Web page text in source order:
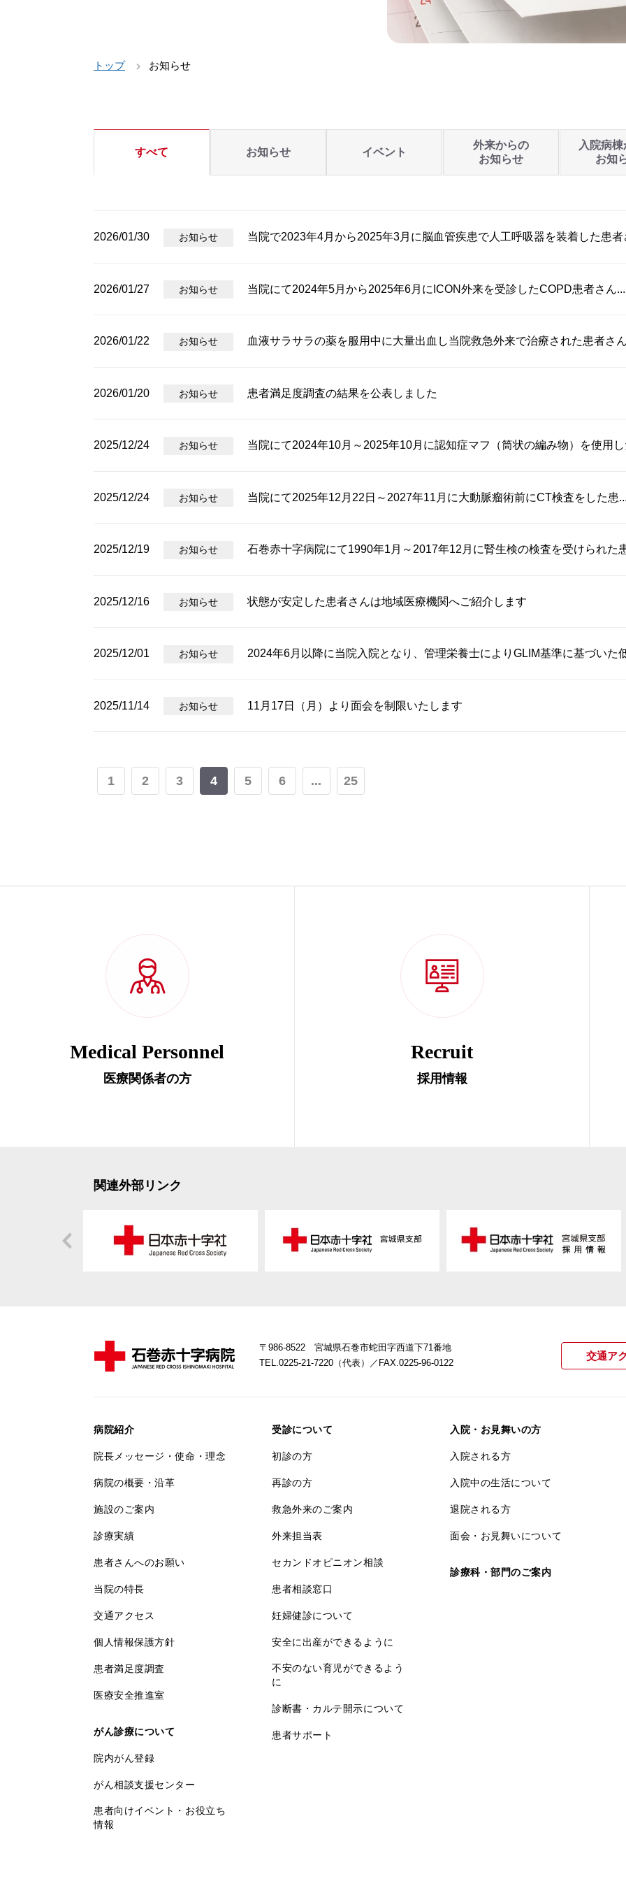
トップ お知らせ
すべて お知らせ イベント
外来からの
お知らせ
入院病
お知
2026/01/30 お知らせ 当院で2023年4月から2025年3月に脳血管疾患で人工呼吸器を装着した患者
2026/01/27 お知らせ 当院にて2024年5月から2025年6月にICON外来を受診したCOPD患者さん...
2026/01/22 お知らせ 血液サラサラの薬を服用中に大量出血し当院救急外来で治療された患者さ
2026/01/20 お知らせ 患者満足度調査の結果を公表しました
2025/12/24 お知らせ 当院にて2024年10月～2025年10月に認知症マフ（筒状の編み物）を使用し
2025/12/24 お知らせ 当院にて2025年12月22日～2027年11月に大動脈瘤術前にCT検査をした患
2025/12/19 お知らせ 石巻赤十字病院にて1990年1月～2017年12月に腎生検の検査を受けられた
2025/12/16 お知らせ 状態が安定した患者さんは地域医療機関へご紹介します
2025/12/01 お知らせ 2024年6月以降に当院入院となり、管理栄養士によりGLIM基準に基づいた
2025/11/14 お知らせ 11月17日（月）より面会を制限いたします
1 2 3 4 5 6 ... 25
Medical Personnel
医療関係者の方
Recruit
採用情報
関連外部リンク
〒986-8522 宮城県石巻市蛇田字西道下71番地
TEL.0225-21-7220（代表）
／FAX.0225-96-0122
交通ア
病院紹介
院長メッセージ・使命・理念
病院の概要・沿革
施設のご案内
診療実績
患者さんへのお願い
当院の特長
交通アクセス
個人情報保護方針
患者満足度調査
医療安全推進室
がん診療について
院内がん登録
がん相談支援センター
患者向けイベント・お役立ち
情報
受診について
初診の方
再診の方
救急外来のご案内
外来担当表
セカンドオピニオン相談
患者相談窓口
妊婦健診について
安全に出産ができるように
不安のない育児ができるよう
に
診断書・カルテ開示について
患者サポート
入院・お見舞いの方
入院される方
入院中の生活について
退院される方
面会・お見舞いについて
診療科・部門のご案内